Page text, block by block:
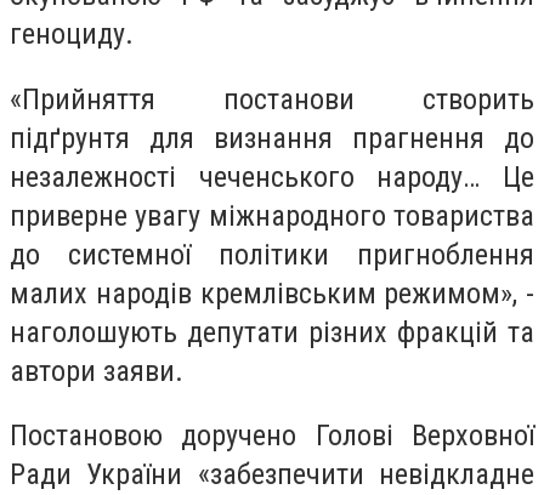
геноциду.
«Прийняття постанови створить
підґрунтя для визнання прагнення до
незалежності чеченського народу… Це
приверне увагу міжнародного товариства
до системної політики пригноблення
малих народів кремлівським режимом», -
наголошують депутати різних фракцій та
автори заяви.
Постановою доручено Голові Верховної
Ради України «забезпечити невідкладне